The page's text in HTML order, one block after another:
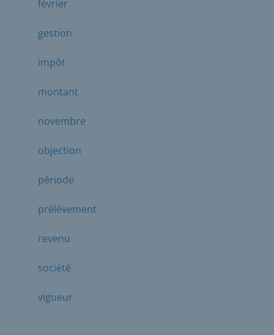
février
gestion
impôt
montant
novembre
objection
période
prélèvement
revenu
société
vigueur